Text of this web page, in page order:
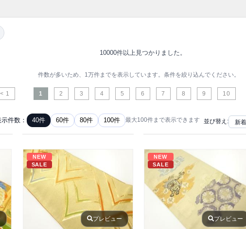
10000件以上見つかりました。
件数が多いため、1万件までを表示しています。条件を絞り込んでください。
1 1 2 3 4 5 6 7 8 9 10
件数： 40件 60件 80件 100件 最大100件まで表示できます 並び替え:
NEW
SALE
プレビュー
NEW
SALE
プレビュー